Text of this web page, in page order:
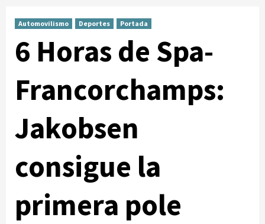
Automovilismo Deportes Portada
6 Horas de Spa-
Francorchamps:
Jakobsen
consigue la
primera pole